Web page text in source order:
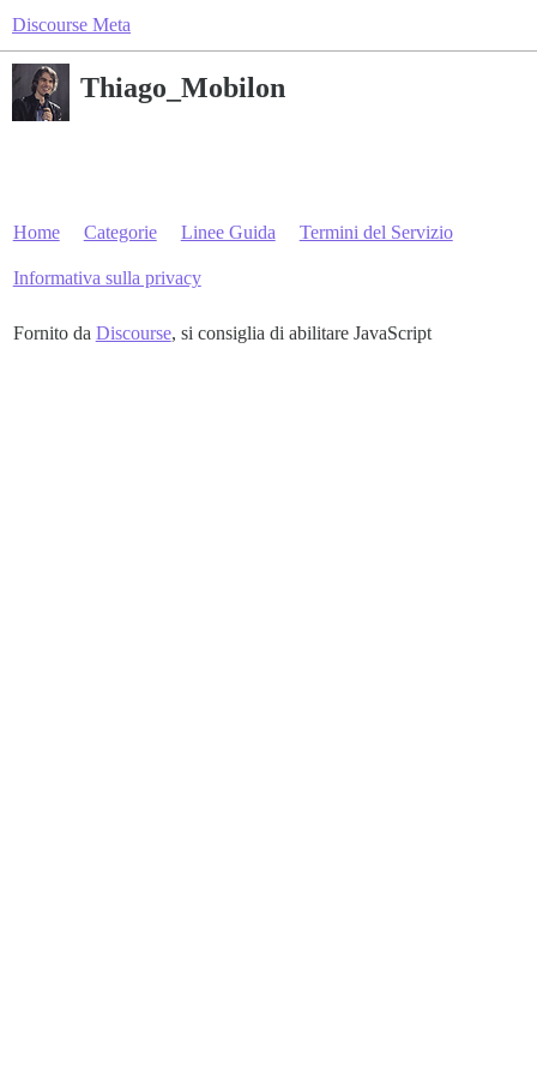
Discourse Meta
Thiago_Mobilon
Home Categorie Linee Guida Termini del Servizio
Informativa sulla privacy
Fornito da Discourse, si consiglia di abilitare JavaScript